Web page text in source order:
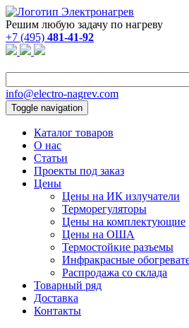
Решим любую задачу по нагреву
+7 (495) 481-41-92
info@electro-nagrev.com
Toggle navigation
Каталог товаров
О нас
Статьи
Проекты под заказ
Цены
Цены на ИК излучатели
Терморегуляторы
Цены на комплектующие
Цены на ОША
Термостойкие разъемы
Инфракрасные
Распродажа со склада
Товарный ряд
Доставка
Контакты